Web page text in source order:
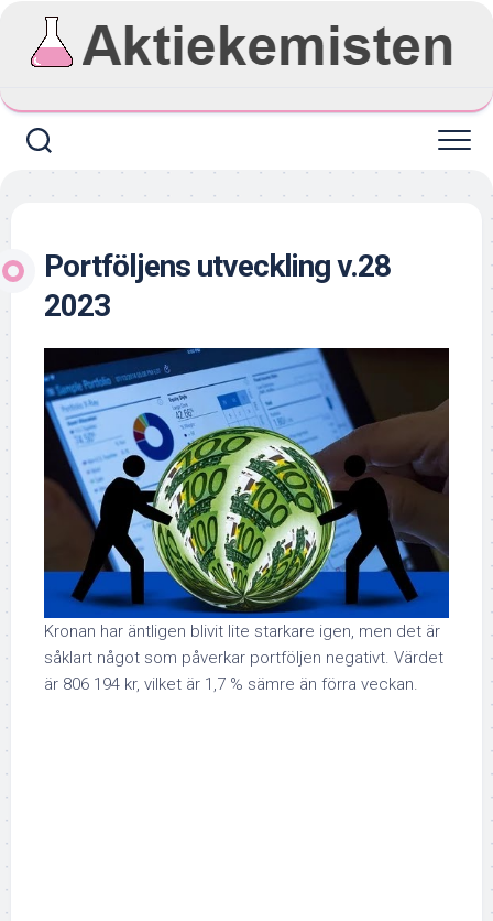
content
Portföljens utveckling v.28
2023
Kronan har äntligen blivit lite starkare igen, men det är
såklart något som påverkar portföljen negativt. Värdet
är 806 194 kr, vilket är 1,7 % sämre än förra veckan.